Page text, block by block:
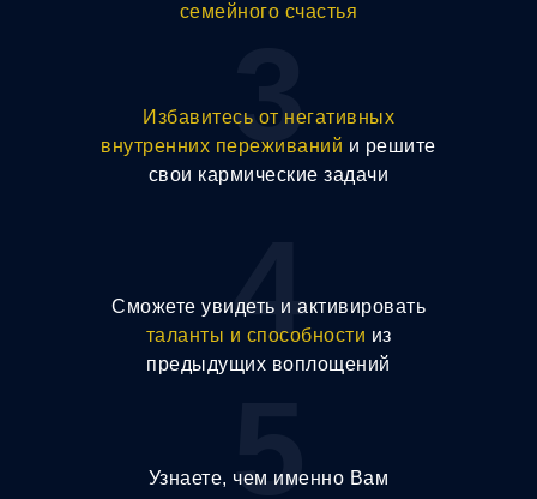
семейного счастья
3
Избавитесь от негативных
внутренних переживаний и решите
свои кармические задачи
4
Сможете увидеть и активировать
таланты и способности из
предыдущих воплощений
5
Узнаете, чем именно Вам